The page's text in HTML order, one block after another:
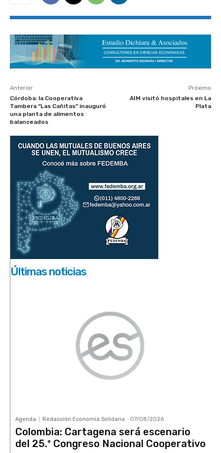
Anterior
Córdoba: la Cooperativa
Tambera “Las Cañitas” inauguró
una planta de alimentos
balanceados
Próximo
AIM visitó hospitales en La
Plata
Últimas noticias
Agenda Redacción Economía Solidaria - 07/08/2026
Colombia: Cartagena será escenario
del 25.º Congreso Nacional Cooperativo